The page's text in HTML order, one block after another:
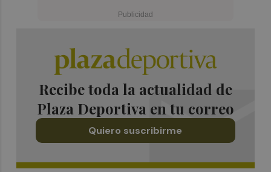
Recibe toda la actualidad de
Plaza Deportiva en tu correo
Quiero suscribirme